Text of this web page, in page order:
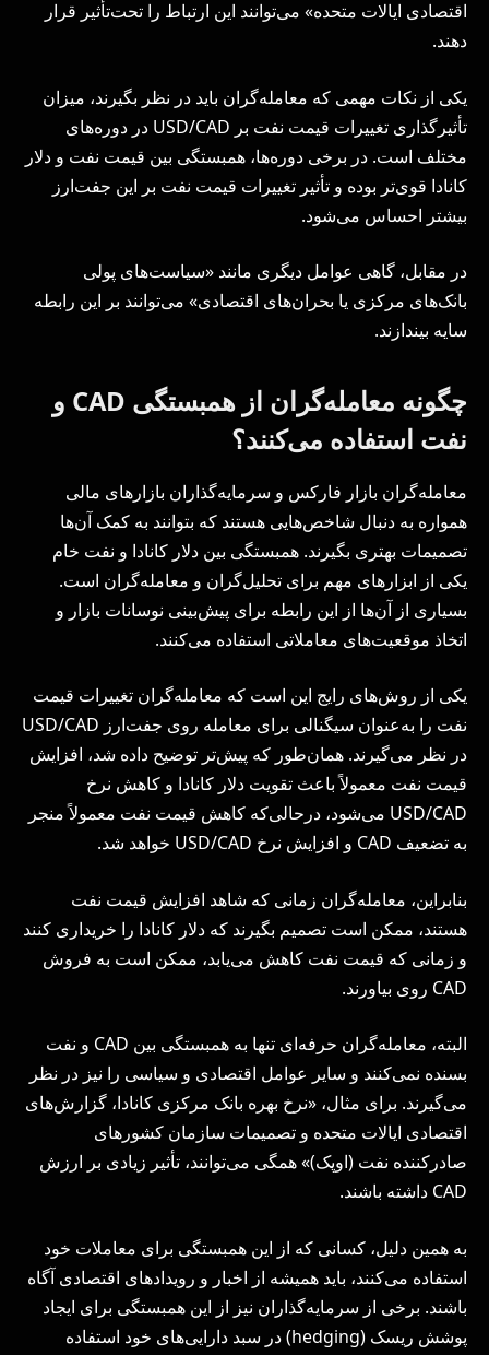
اقتصادی ایالات متحده» می‌توانند این ارتباط را تحت‌تأثیر قرار
دهند.
یکی از نکات مهمی که معامله‌گران باید در نظر بگیرند، میزان
تأثیرگذاری تغییرات قیمت نفت بر USD/CAD در دوره‌های
مختلف است. در برخی دوره‌ها، همبستگی بین قیمت نفت و دلار
کانادا قوی‌تر بوده و تأثیر تغییرات قیمت نفت بر این جفت‌ارز
بیشتر احساس می‌شود.
در مقابل، گاهی عوامل دیگری مانند «سیاست‌های پولی
بانک‌های مرکزی یا بحران‌های اقتصادی» می‌توانند بر این رابطه
سایه بیندازند.
چگونه معامله‌گران از همبستگی CAD و
نفت استفاده می‌کنند؟
معامله‌گران بازار فارکس و سرمایه‌گذاران بازارهای مالی
همواره به دنبال شاخص‌هایی هستند که بتوانند به کمک آن‌ها
تصمیمات بهتری بگیرند. همبستگی بین دلار کانادا و نفت خام
یکی از ابزارهای مهم برای تحلیل‌گران و معامله‌گران است.
بسیاری از آن‌ها از این رابطه برای پیش‌بینی نوسانات بازار و
اتخاذ موقعیت‌های معاملاتی استفاده می‌کنند.
یکی از روش‌های رایج این است که معامله‌گران تغییرات قیمت
نفت را به‌عنوان سیگنالی برای معامله روی جفت‌ارز USD/CAD
در نظر می‌گیرند. همان‌طور که پیش‌تر توضیح داده شد، افزایش
قیمت نفت معمولاً باعث تقویت دلار کانادا و کاهش نرخ
USD/CAD می‌شود، درحالی‌که کاهش قیمت نفت معمولاً منجر
به تضعیف CAD و افزایش نرخ USD/CAD خواهد شد.
بنابراین، معامله‌گران زمانی که شاهد افزایش قیمت نفت
هستند، ممکن است تصمیم بگیرند که دلار کانادا را خریداری کنند
و زمانی که قیمت نفت کاهش می‌یابد، ممکن است به فروش
CAD روی بیاورند.
البته، معامله‌گران حرفه‌ای تنها به همبستگی بین CAD و نفت
بسنده نمی‌کنند و سایر عوامل اقتصادی و سیاسی را نیز در نظر
می‌گیرند. برای مثال، «نرخ بهره بانک مرکزی کانادا، گزارش‌های
اقتصادی ایالات متحده و تصمیمات سازمان کشورهای
صادرکننده نفت (اوپک)» همگی می‌توانند، تأثیر زیادی بر ارزش
CAD داشته باشند.
به همین دلیل، کسانی که از این همبستگی برای معاملات خود
استفاده می‌کنند، باید همیشه از اخبار و رویدادهای اقتصادی آگاه
باشند. برخی از سرمایه‌گذاران نیز از این همبستگی برای ایجاد
پوشش ریسک (hedging) در سبد دارایی‌های خود استفاده